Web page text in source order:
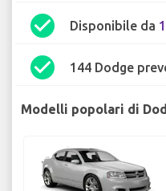
check_circle Disponibile da
check_circle 144 Dodge
Modelli popolari di